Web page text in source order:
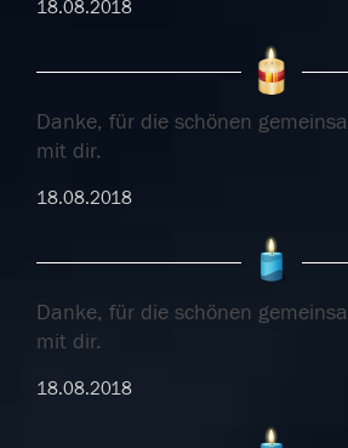
18.08.2018
Danke, für die schönen
mit dir.
18.08.2018
Danke, für die schönen
mit dir.
18.08.2018